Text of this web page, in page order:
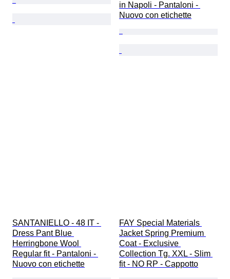
in Napoli - Pantaloni -
Nuovo con etichette
SANTANIELLO - 48 IT -
Dress Pant Blue
Herringbone Wool
Regular fit - Pantaloni -
Nuovo con etichette
FAY Special Materials
Jacket Spring Premium
Coat - Exclusive
Collection Tg. XXL - Slim
fit - NO RP - Cappotto